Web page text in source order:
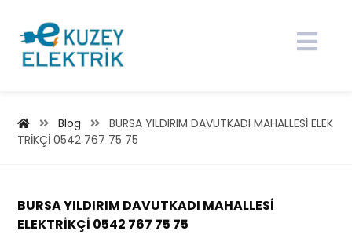
Blog
BURSA YILDIRIM DAVUTKADI MAHALLESİ ELEK
TRİKÇİ 0542 767 75 75
BURSA YILDIRIM DAVUTKADI MAHALLESİ
ELEKTRİKÇİ 0542 767 75 75